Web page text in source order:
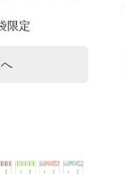
限定